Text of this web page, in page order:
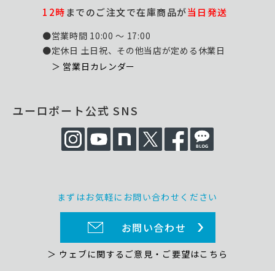
12時までのご注文で在庫商品が当日発送
●営業時間 10:00 ～ 17:00
●定休日 土日祝、その他当店が定める休業日
＞ 営業日カレンダー
ユーロポート公式 SNS
まずはお気軽にお問い合わせください
お問い合わせ
＞ ウェブに関するご意見・ご要望はこちら